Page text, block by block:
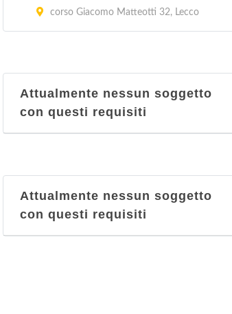
corso Giacomo Matteotti 32, Lecco
Attualmente nessun soggetto
con questi requisiti
Attualmente nessun soggetto
con questi requisiti